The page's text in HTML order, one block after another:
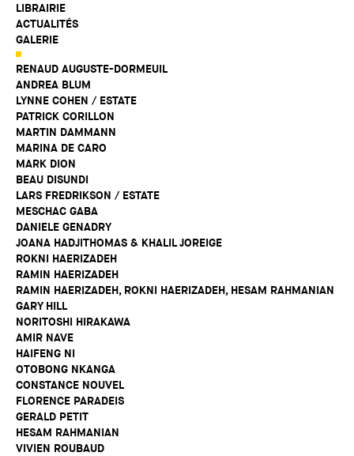
LIBRAIRIE
ACTUALITÉS
GALERIE
RENAUD AUGUSTE-DORMEUIL
ANDREA BLUM
LYNNE COHEN / ESTATE
PATRICK CORILLON
MARTIN DAMMANN
MARINA DE CARO
MARK DION
BEAU DISUNDI
LARS FREDRIKSON / ESTATE
MESCHAC GABA
DANIELE GENADRY
JOANA HADJITHOMAS & KHALIL JOREIGE
ROKNI HAERIZADEH
RAMIN HAERIZADEH
RAMIN HAERIZADEH, ROKNI HAERIZADEH, HESAM RAHMANIAN
GARY HILL
NORITOSHI HIRAKAWA
AMIR NAVE
HAIFENG NI
OTOBONG NKANGA
CONSTANCE NOUVEL
FLORENCE PARADEIS
GERALD PETIT
HESAM RAHMANIAN
VIVIEN ROUBAUD